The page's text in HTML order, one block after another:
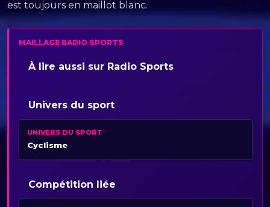
est toujours en maillot blanc.
MAILLAGE RADIO SPORTS
À lire aussi sur Radio Sports
Univers du sport
UNIVERS DU SPORT
Cyclisme
Compétition liée